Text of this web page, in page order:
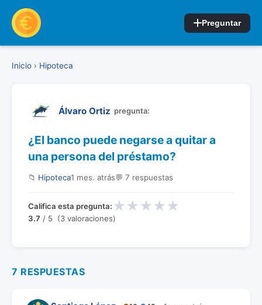
Preguntar
Inicio › Hipoteca
Álvaro Ortiz pregunta:
¿El banco puede negarse a quitar a
una persona del préstamo?
📁 Hipoteca1 mes. atrás💬 7 respuestas
Califica esta pregunta: ★ ★ ★ ★ ★
3.7 / 5 (3 valoraciones)
7 RESPUESTAS